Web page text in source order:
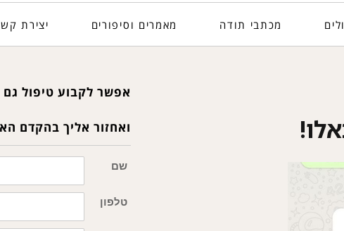
מכתבי תודה מאמרים וסיפורים יצירת
אפשר לקבוע טיפול
ואחזור אליך בהקדם
שם
טלפון